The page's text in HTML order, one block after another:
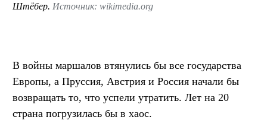
Штёбер. Источник: wikimedia.org
В войны маршалов втянулись бы все государства
Европы, а Пруссия, Австрия и Россия начали бы
возвращать то, что успели утратить. Лет на 20
страна погрузилась бы в хаос.